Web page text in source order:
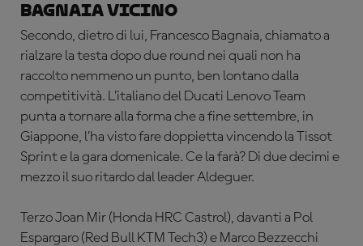
Bagnaia vicino
Secondo, dietro di lui, Francesco Bagnaia, chiamato a
rialzare la testa dopo due round nei quali non ha
raccolto nemmeno un punto, ben lontano dalla
competitività. L’italiano del Ducati Lenovo Team
punta a tornare alla forma che a fine settembre, in
Giappone, l’ha visto fare doppietta vincendo la Tissot
Sprint e la gara domenicale. Ce la farà? Di due decimi e
mezzo il suo ritardo dal leader Aldeguer.
Terzo Joan Mir (Honda HRC Castrol), davanti a Pol
Espargaro (Red Bull KTM Tech3) e Marco Bezzecchi